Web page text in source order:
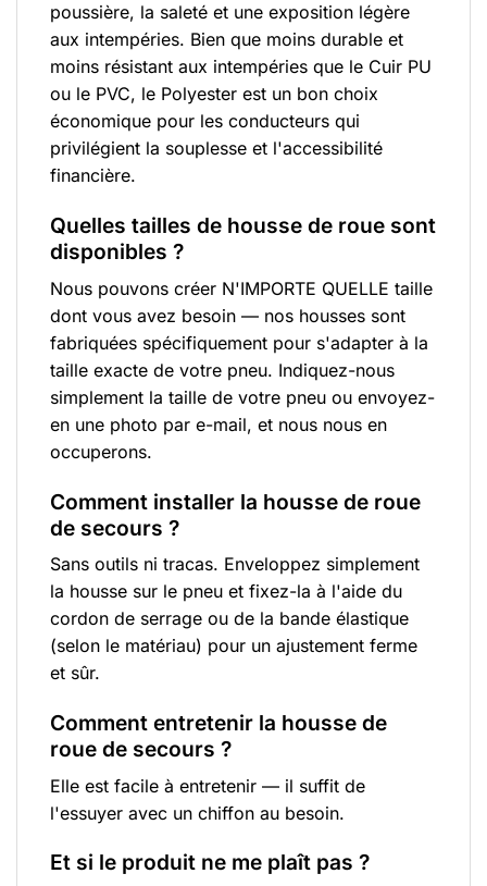
poussière, la saleté et une exposition légère
aux intempéries. Bien que moins durable et
moins résistant aux intempéries que le Cuir PU
ou le PVC, le Polyester est un bon choix
économique pour les conducteurs qui
privilégient la souplesse et l'accessibilité
financière.
Quelles tailles de housse de roue sont
disponibles ?
Nous pouvons créer N'IMPORTE QUELLE taille
dont vous avez besoin — nos housses sont
fabriquées spécifiquement pour s'adapter à la
taille exacte de votre pneu. Indiquez-nous
simplement la taille de votre pneu ou envoyez-
en une photo par e-mail, et nous nous en
occuperons.
Comment installer la housse de roue
de secours ?
Sans outils ni tracas. Enveloppez simplement
la housse sur le pneu et fixez-la à l'aide du
cordon de serrage ou de la bande élastique
(selon le matériau) pour un ajustement ferme
et sûr.
Comment entretenir la housse de
roue de secours ?
Elle est facile à entretenir — il suffit de
l'essuyer avec un chiffon au besoin.
Et si le produit ne me plaît pas ?